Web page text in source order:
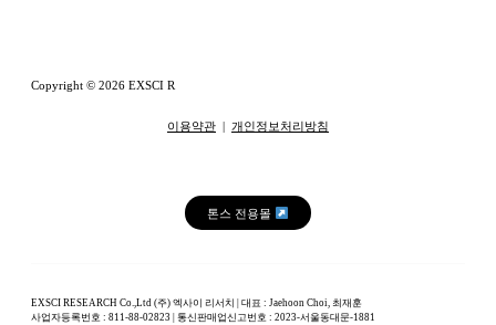
Copyright © 2026 EXSCI R
이용약관 개인정보처리방침
톤스 전용몰
EXSCI RESEARCH Co.,Ltd (주) 엑사이 리서치 | 대표 : Jaehoon Choi, 최재훈
사업자등록번호 : 811-88-02823 | 통신판매업신고번호 : 2023-서울동대문-1881